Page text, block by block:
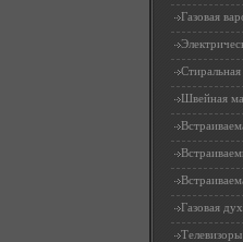
Газовая
Швейная
Газовая
Телевизоры